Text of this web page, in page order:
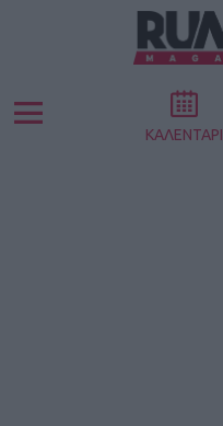
Menu ΚΑΛΕΝΤΑΡΙ